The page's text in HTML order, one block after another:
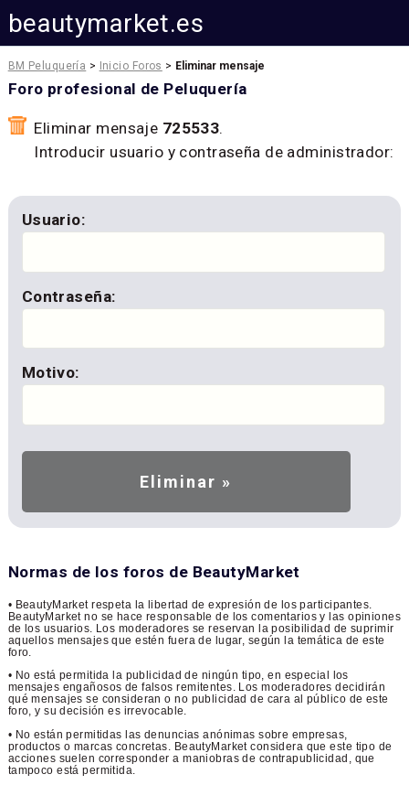
beautymarket.es
BM Peluquería > Inicio Foros > Eliminar mensaje
Foro profesional de Peluquería
Eliminar mensaje 725533.
Introducir usuario y contraseña de administrador:
Usuario:
Contraseña:
Motivo:
Normas de los foros de BeautyMarket
• BeautyMarket respeta la libertad de expresión de los participantes.
BeautyMarket no se hace responsable de los comentarios y las opiniones
de los usuarios. Los moderadores se reservan la posibilidad de suprimir
aquellos mensajes que estén fuera de lugar, según la temática de este
foro.
• No está permitida la publicidad de ningún tipo, en especial los
mensajes engañosos de falsos remitentes. Los moderadores decidirán
qué mensajes se consideran o no publicidad de cara al público de este
foro, y su decisión es irrevocable.
• No están permitidas las denuncias anónimas sobre empresas,
productos o marcas concretas. BeautyMarket considera que este tipo de
acciones suelen corresponder a maniobras de contrapublicidad, que
tampoco está permitida.